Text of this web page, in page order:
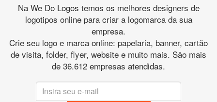
Na We Do Logos temos os melhores designers de
logotipos online para criar a logomarca da sua
empresa.
Crie seu logo e marca online: papelaria, banner, cartão
de visita, folder, flyer, website e muito mais. São mais
de 36.612 empresas atendidas.